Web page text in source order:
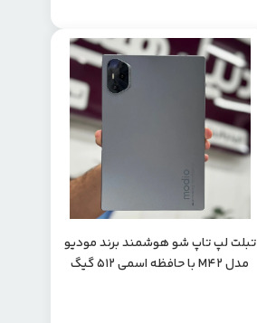
تبلت لپ تاپ شو هوشمند برند مودیو
مدل M42 با حافظه اسمی ۵۱۲ گیگ